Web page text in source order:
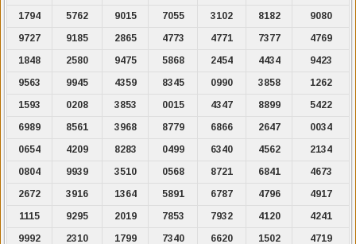
1794
5762 9015 7055 3102 8182
9080
9727
9185 2865 4773 4771 7377
4769
1848
2580 9475 5868 2454 4434
9423
9563
9945 4359 8345 0990 3858
1262
1593
0208 3853 0015 4347 8899
5422
6989
8561 3968 8779 6866 2647
0034
0654
4209 8283 0499 6340 4562
2134
0804
9939 3510 0568 8721 6841
4673
2672
3916 1364 5891 6787 4796
4917
1115
9295 2019 7853 7932 4120
4241
9992
2310 1799 7340 6620 1502
4719